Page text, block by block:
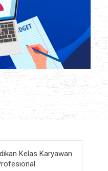
Kelas Karyawan